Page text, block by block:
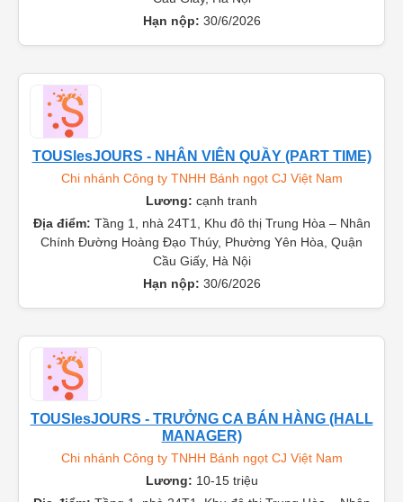
Hạn nộp: 30/6/2026
TOUSlesJOURS - NHÂN VIÊN QUẦY (PART TIME)
Chi nhánh Công ty TNHH Bánh ngọt CJ Việt Nam
Lương: cạnh tranh
Địa điểm: Tầng 1, nhà 24T1, Khu đô thị Trung Hòa – Nhân
Chính Đường Hoàng Đạo Thúy, Phường Yên Hòa, Quận
Cầu Giấy, Hà Nội
Hạn nộp: 30/6/2026
TOUSlesJOURS - TRƯỞNG CA BÁN HÀNG (HALL
MANAGER)
Chi nhánh Công ty TNHH Bánh ngọt CJ Việt Nam
Lương: 10-15 triệu